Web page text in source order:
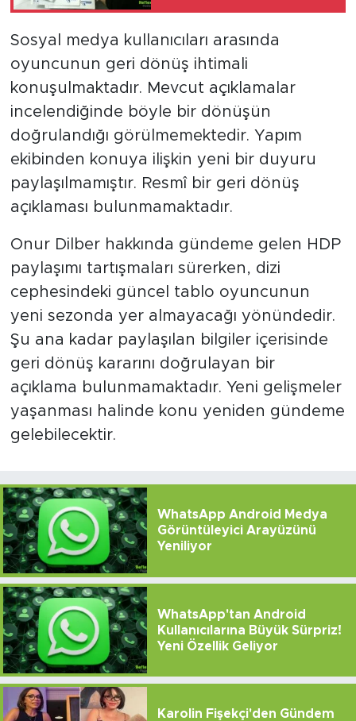
Sosyal medya kullanıcıları arasında
oyuncunun geri dönüş ihtimali
konuşulmaktadır. Mevcut açıklamalar
incelendiğinde böyle bir dönüşün
doğrulandığı görülmemektedir. Yapım
ekibinden konuya ilişkin yeni bir duyuru
paylaşılmamıştır. Resmî bir geri dönüş
açıklaması bulunmamaktadır.
Onur Dilber hakkında gündeme gelen HDP
paylaşımı tartışmaları sürerken, dizi
cephesindeki güncel tablo oyuncunun
yeni sezonda yer almayacağı yönündedir.
Şu ana kadar paylaşılan bilgiler içerisinde
geri dönüş kararını doğrulayan bir
açıklama bulunmamaktadır. Yeni gelişmeler
yaşanması halinde konu yeniden gündeme
gelebilecektir.
WhatsApp Android Medya
Görüntüleyici Arayüzünü
Yeniliyor
WhatsApp'tan Android
Kullanıcılarına Büyük Sürpriz!
Yeni Özellik Geliyor
Karolin Fişekçi'den Gündem